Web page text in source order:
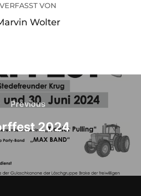
VERFASST VON
Wolter
Previous
2024